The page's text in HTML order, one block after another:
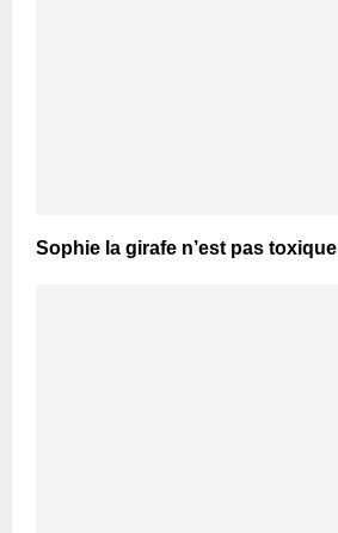
Sophie la girafe n’est pas toxique